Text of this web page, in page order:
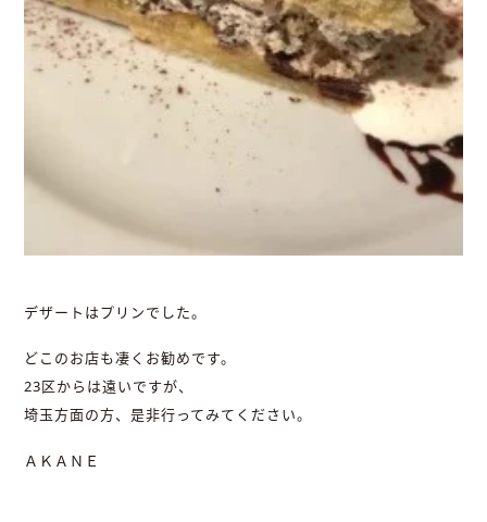
デザートはプリンでした。
どこのお店も凄くお勧めです。
23区からは遠いですが、
埼玉方面の方、是非行ってみてください。
ＡＫＡＮＥ